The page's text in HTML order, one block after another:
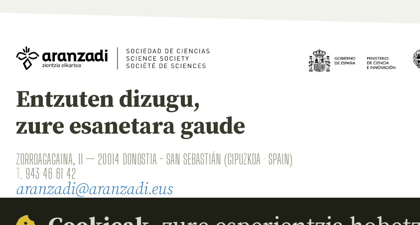
Entzuten dizugu,
zure esanetara gaude
ZORROAGAGAINA, 11 — 20014 DONOSTIA - SAN SEBASTIÁN (GIPUZKOA · SPAIN)
T. 943 46 61 42
aranzadi@aranzadi.eus